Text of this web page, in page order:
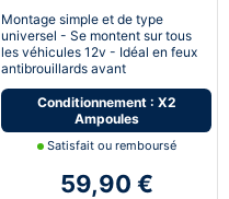
Montage simple et de type
universel - Se montent sur tous
les véhicules 12v - Idéal en feux
antibrouillards avant
Conditionnement : X2
Ampoules
Satisfait ou remboursé
59,90 €